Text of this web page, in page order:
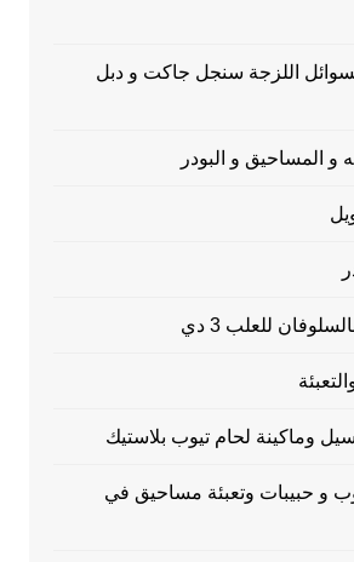
اللزجة سنجل جاكت و دبل
و المساحيق و البودر
للعلب 3 دي
وماكينة لحام تيوب بلاستيك
و حبيبات وتعبئة مساحيق في